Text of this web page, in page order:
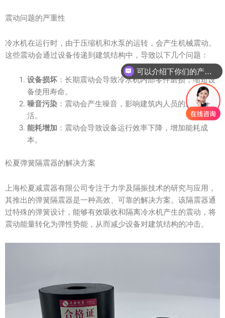
震动问题的严重性
冷水机在运行时，由于压缩机和水泵的运转，会产生机械震动。
这些震动会通过设备传递到建筑结构中，导致以下几个问题：
设备损坏：长期震动会导致冷水机内部零件磨损，缩短设
备使用寿命。
噪音污染：震动会产生噪音，影响建筑内人员的工作和生
活。
能耗增加 ：震动会导致设备运行效率下降，增加能耗成
本。
松夏弹簧隔震器的解决方案
上海松夏减震器有限公司专注于力学及隔振技术的研究与应用，
其推出的弹簧隔震器是一种高效、可靠的解决方案。该隔震器通
过特殊的弹簧设计，能够有效吸收和隔离冷水机产生的震动，将
震动能量转化为弹性势能，从而减少设备对建筑结构的冲击。
可以介绍下你们的产品么？